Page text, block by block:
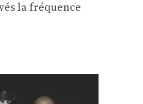
la fréquence